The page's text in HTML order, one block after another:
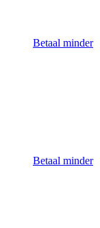
Betaal minder
Betaal minder